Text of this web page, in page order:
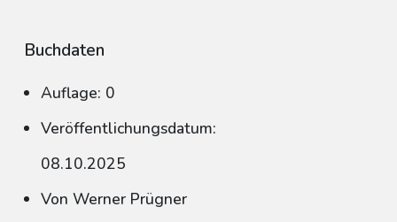
Buchdaten
Auflage: 0
Veröffentlichungsdatum:
08.10.2025
Von Werner Prügner